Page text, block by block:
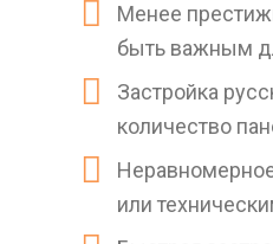
Менее
быть важным
Застройка
количество
или